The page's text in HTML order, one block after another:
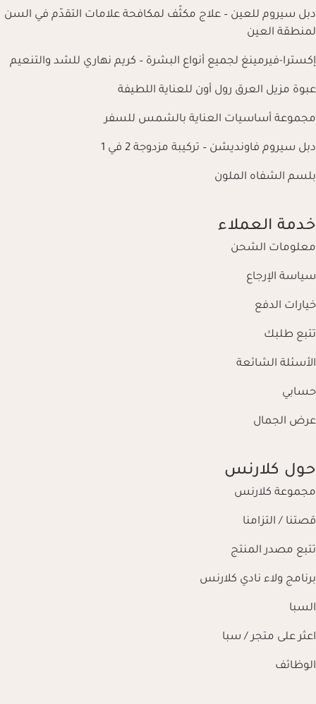
دبل سيروم للعين – علاج مكثّف لمكافحة علامات التقدّم في السن
لمنطقة العين
إكسترا-فيرمينغ لجميع أنواع البشرة – كريم نهاري للشد والتنعيم
عبوة مزيل العرق رول أون للعناية اللطيفة
مجموعة أساسيات العناية بالشمس للسفر
دبل سيروم فاونديشن – تركيبة مزدوجة 2 في 1
بلسم الشفاه الملون
خدمة العملاء
معلومات الشحن
سياسة الإرجاع
خيارات الدفع
تتبع طلبك
الأسئلة الشائعة
حسابي
عرض الجمال
حول كلارنس
مجموعة كلارنس
قصتنا / التزامنا
تتبع مصدر المنتج
برنامج ولاء نادي كلارنس
السبا
اعثر على متجر / سبا
الوظائف